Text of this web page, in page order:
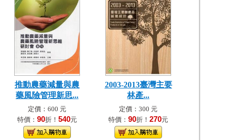
推動農藥減量與農
藥風險管理新思...
定價：600 元
特價： 90折！ 540元
2003-2013臺灣主要
林產...
定價：300 元
特價： 90折！ 270元